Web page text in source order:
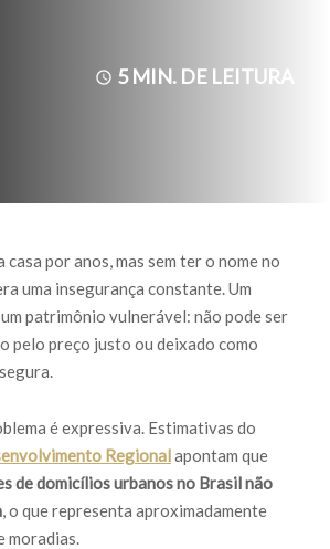
5MIN. DE LEITURA
casa por anos, mas sem ter o nome no
uma insegurança constante. Um
patrimônio vulnerável: não pode ser
pelo preço justo ou deixado como
é expressiva. Estimativas do
Regionalapontam que
de domicílios urbanos no Brasil não
, o que representa aproximadamente
moradias.